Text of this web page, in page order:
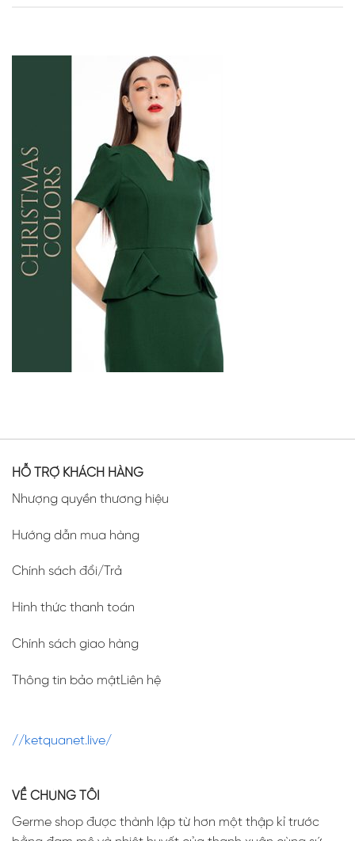
HỖ TRỢ KHÁCH HÀNG
Nhượng quyền thương hiệu
Hướng dẫn mua hàng
Chính sách đổi/Trả
Hình thức thanh toán
Chính sách giao hàng
Thông tin bảo mậtLiên hệ
//ketquanet.live/
VỀ CHÚNG TÔI
Germe shop được thành lập từ hơn một thập kỉ trước